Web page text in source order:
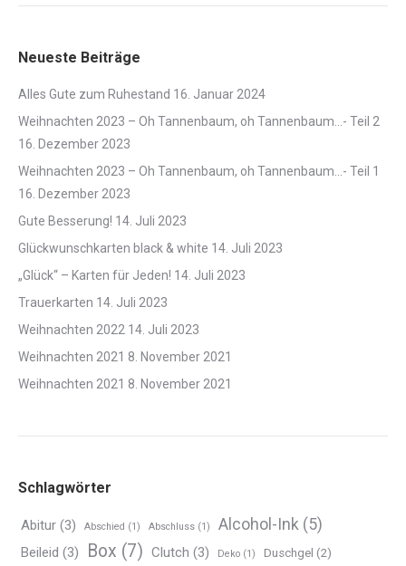
Neueste Beiträge
Alles Gute zum Ruhestand 16. Januar 2024
Weihnachten 2023 – Oh Tannenbaum, oh Tannenbaum…- Teil 2
16. Dezember 2023
Weihnachten 2023 – Oh Tannenbaum, oh Tannenbaum…- Teil 1
16. Dezember 2023
Gute Besserung! 14. Juli 2023
Glückwunschkarten black & white 14. Juli 2023
„Glück“ – Karten für Jeden! 14. Juli 2023
Trauerkarten 14. Juli 2023
Weihnachten 2022 14. Juli 2023
Weihnachten 2021 8. November 2021
Weihnachten 2021 8. November 2021
Schlagwörter
Abitur (3) Abschied (1) Abschluss (1) Alcohol-Ink (5)
Beileid (3) Box (7) Clutch (3) Deko (1) Duschgel (2)